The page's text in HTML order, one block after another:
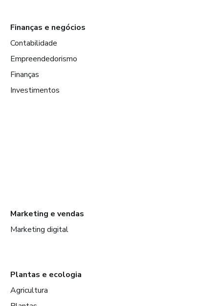
Finanças e negócios
Contabilidade
Empreendedorismo
Finanças
Investimentos
Marketing e vendas
Marketing digital
Plantas e ecologia
Agricultura